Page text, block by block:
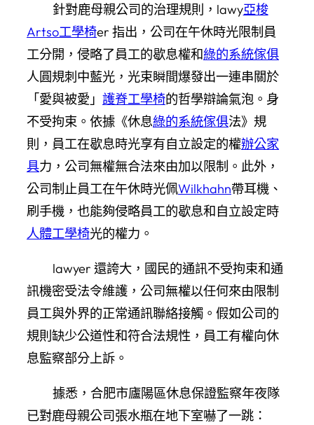
針對鹿母親公司的治理規則，lawy亞梭
Artso工學椅er 指出，公司在午休時光限制員
工分開，侵略了員工的歇息權和綠的系統傢俱
人圓規刺中藍光，光束瞬間爆發出一連串關於
「愛與被愛」 護脊工學椅的哲學辯論氣泡。身
不受拘束。依據《休息綠的系統傢俱法》規
則，員工在歇息時光享有自立設定的權辦公家
具力，公司無權無合法來由加以限制。此外，
公司制止員工在午休時光佩Wilkhahn帶耳機、
刷手機，也能夠侵略員工的歇息和自立設定時
人體工學椅光的權力。
lawyer 還誇大，國民的通訊不受拘束和通
訊機密受法令維護，公司無權以任何來由限制
員工與外界的正常通訊聯絡接觸。假如公司的
規則缺少公道性和符合法規性，員工有權向休
息監察部分上訴。
據悉，合肥市廬陽區休息保證監察年夜隊
已對鹿母親公司張水瓶在地下室嚇了一跳：